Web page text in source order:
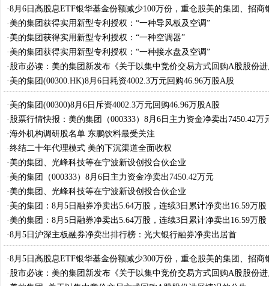
·8月6日高股息ETF银华基金份额减少100万份，重仓股美的集团、招商
电器
· 美的集团获得实用新型专利授权：“一种导风板及空调”
· 美的集团获得实用新型专利授权：“一种空调器”
· 美的集团获得实用新型专利授权：“一种接水盘及空调”
· 股市必读：美的集团新发布《关于以集中竞价交易方式回购A股股份
公告》
· 美的集团(00300.HK)8月6日耗资4002.3万元回购46.96万股A股
· 美的集团(00300)8月6日斥资4002.3万元回购46.96万股A股
· 股票行情快报：美的集团（000333）8月6日主力资金净卖出7450.42万
·海外机构调研股名单 东鹏饮料最受关注
·终结二十年代理模式 美的下沉渠道全面收权
· 美的集团、光峰科技等在宁波新设创投合伙企业
· 美的集团（000333）8月6日主力资金净卖出7450.42万元
· 美的集团、光峰科技等在宁波新设创投合伙企业
· 美的集团：8月5日融券净卖出5.64万股，连续3日累计净卖出16.59万股
· 美的集团：8月5日融券净卖出5.64万股，连续3日累计净卖出16.59万股
·8月5日沪深主板融券净卖出排行榜：光大银行融券净卖出居首
·8月5日高股息ETF银华基金份额减少300万份，重仓股美的集团、招商
电器
· 股市必读：美的集团新发布《关于以集中竞价交易方式回购A股股份